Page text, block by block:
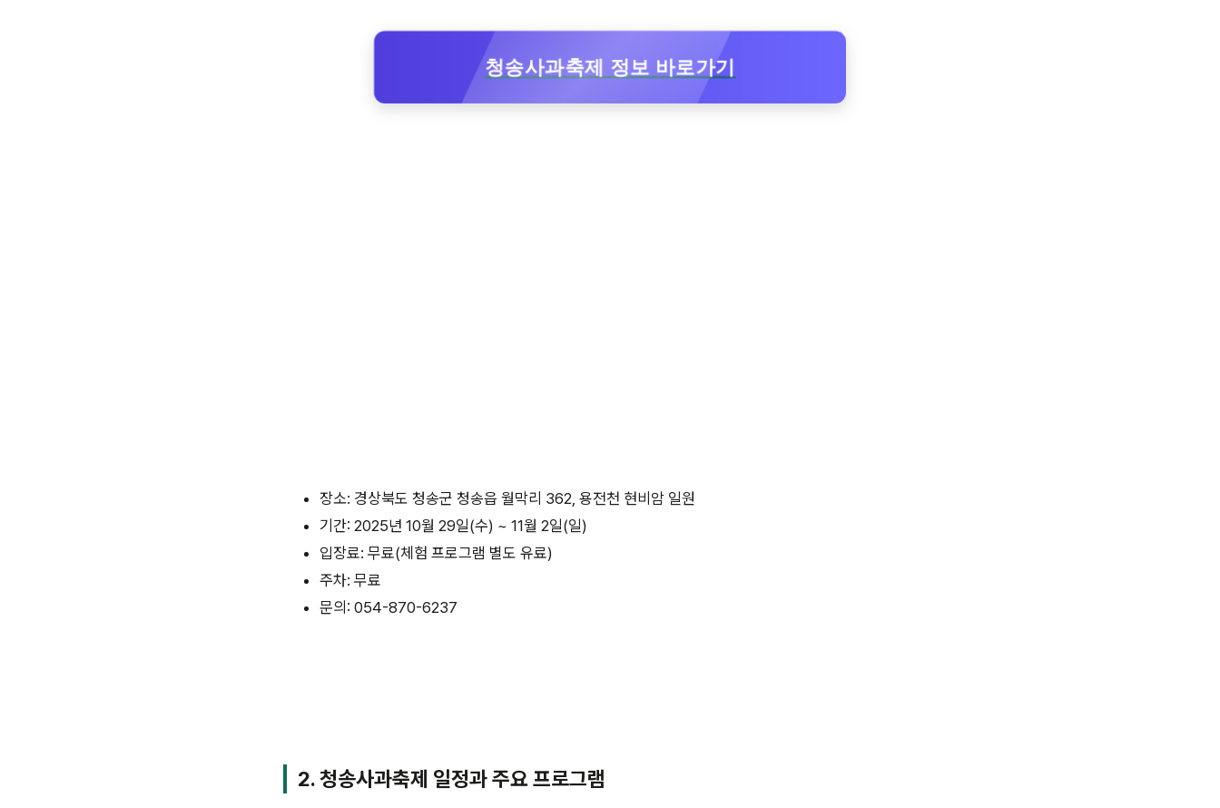
청송사과축제 정보 바로가기
장소: 경상북도 청송군 청송읍 월막리 362, 용전천 현비암 일원
기간: 2025년 10월 29일(수) ~ 11월 2일(일)
입장료: 무료(체험 프로그램 별도 유료)
주차: 무료
문의: 054-870-6237
2. 청송사과축제 일정과 주요 프로그램